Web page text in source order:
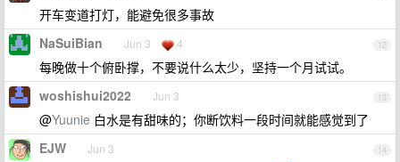
开车变道打灯，能避免很多事故
12
NaSuiBian Jun 3 4
每晚做十个俯卧撑，不要说什么太少，坚持一个月试试。
13
woshishui2022 Jun 3
@Yuunie 白水是有甜味的；你断饮料一段时间就能感觉到了
14
EJW Jun 3